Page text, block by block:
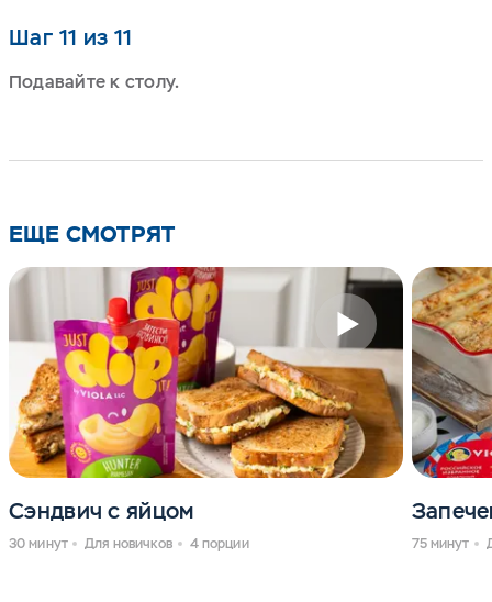
Шаг 11 из 11
Подавайте к столу.
ЕЩЕ СМОТРЯТ
Сэндвич с яйцом
30 минут Для новичков 4 порции 75 минут